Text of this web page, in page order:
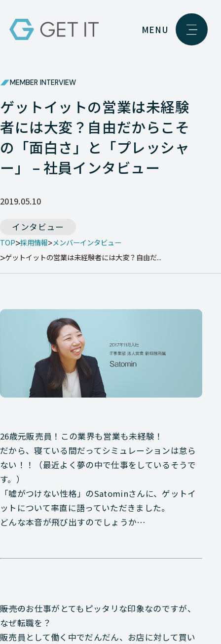
MENU
MEMBER INTERVIEW
ゲットイットの営業は未経験
者には大変？自由だからこそ
の「面白さ」と「プレッシャ
ー」 – 社員インタビュー
2019.05.10
インタビュー
TOP 採用情報 メンバーインタビュー
ゲットイットの営業は未経験者には大変？自由だ...
26歳元販売員！この業界も営業も未経験！
だから、寝ている間だってシミュレーションは怠ら
ない！！（最近よく夢の中で仕事をしているそうで
す。）
「嘘がつけない性格」のSatominさんに、ゲットイ
ットについて率直に語っていただきました。
どんな本音が飛び出すのでしょうか…
―――販売のお仕事がとてもピッタリな印象なのですが、
なぜ転職を？
販売員として働く中でだんだん、お店に対して買い